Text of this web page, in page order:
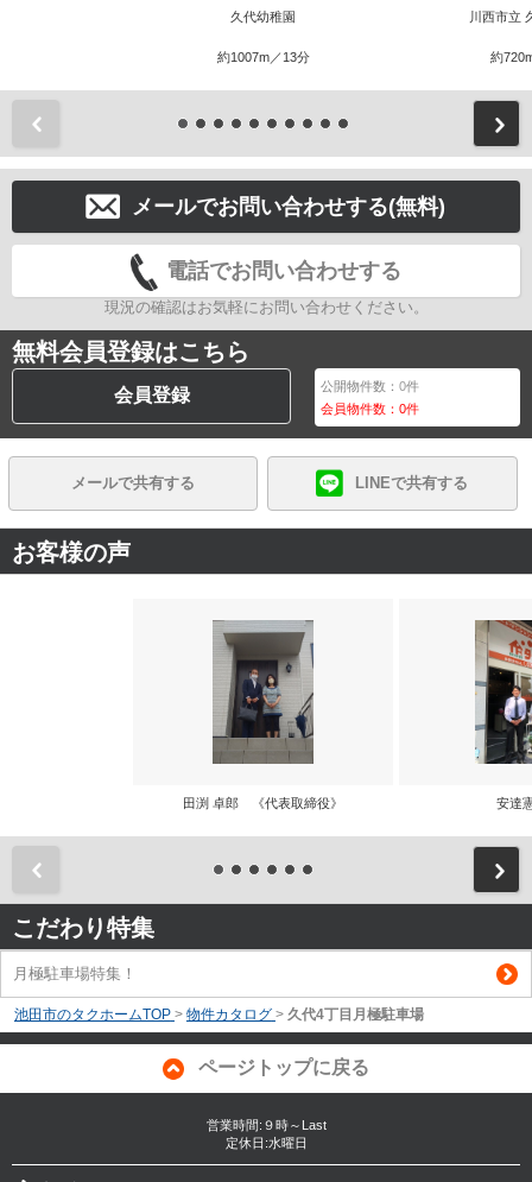
久代幼稚園
約1007m／13分
川西市立
約
メールでお問い合わせする(無料)
電話でお問い合わせする
現況の確認はお気軽にお問い合わせください。
無料会員登録はこちら
会員登録 公開物件数：0件
会員物件数：0件
メールで共有する LINEで共有する
お客様の声
田渕 卓郎 《代表取締役》 安達
こだわり特集
月極駐車場特集！
池田市のタクホームTOP > 物件カタログ > 久代4丁目月極駐車場
ページトップに戻る
営業時間:９時～Last
定休日:水曜日